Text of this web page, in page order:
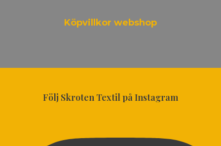
Köpvillkor webshop
Följ Skroten Textil på Instagram